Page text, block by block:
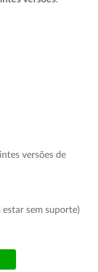
versões de
sem suporte)